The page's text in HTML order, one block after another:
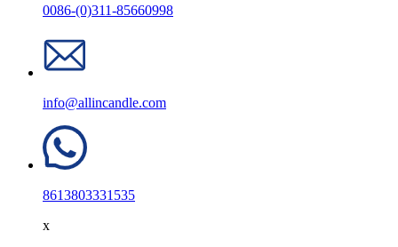
0086-(0)311-85660998
info@allincandle.com
8613803331535
x